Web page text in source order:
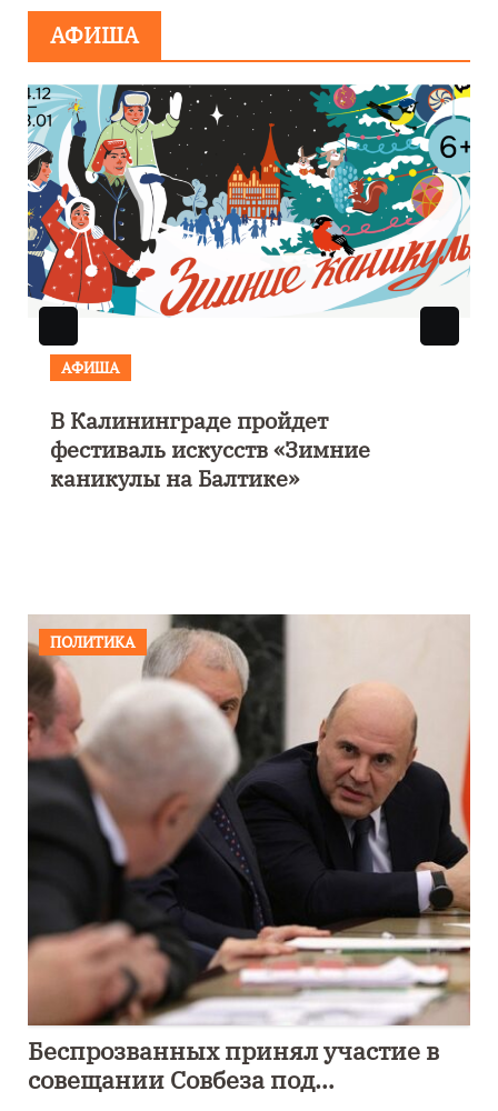
АФИША
АФИША
В Калининграде пройдет
фестиваль искусств «Зимние
каникулы на Балтике»
ПОЛИТИКА
Беспрозванных принял участие в
совещании Совбеза под